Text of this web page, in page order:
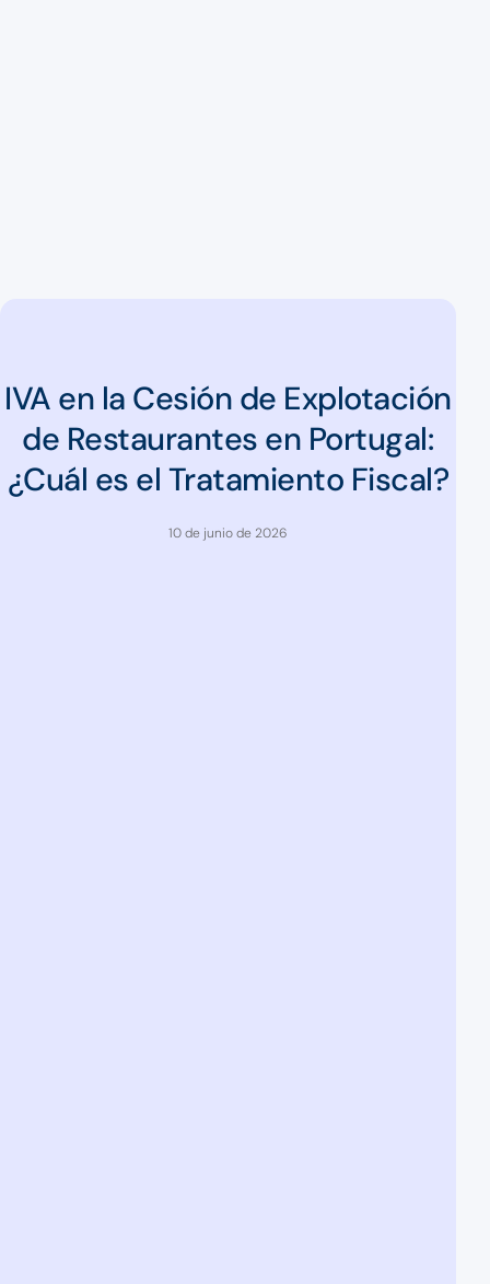
IVA en la Cesión de Explotación
de Restaurantes en Portugal:
¿Cuál es el Tratamiento Fiscal?
10 de junio de 2026